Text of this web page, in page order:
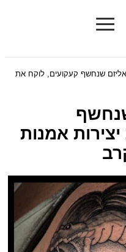
≡
שנחשף קעקועים, לוקח את
אמנות